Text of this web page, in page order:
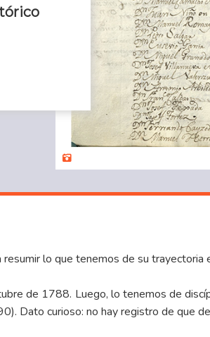
lo que tenemos de su trayectoria
de 1788. Luego, lo tenemos de
Dato curioso: no hay registro de que